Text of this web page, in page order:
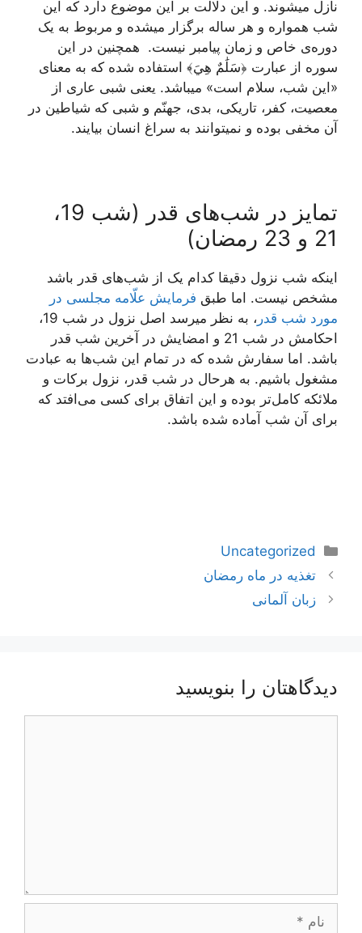
نازل میشوند. و این دلالت بر این موضوع دارد که این
شب همواره و هر ساله برگزار میشده و مربوط به یک
دوره‌ی خاص و زمان پیامبر نیست. همچنین در این
سوره از عبارت ﴿سَلَٰمٌ هِيَ﴾ استفاده شده که به معنای
«این شب، سلام است» میباشد. یعنی شبی عاری از
معصیت، کفر، تاریکی، بدی، جهنّم و شبی که شیاطین در
آن مخفی بوده و نمیتوانند به سراغ انسان بیایند.
تمایز در شب‌های قدر (شب 19،
21 و 23 رمضان)
اینکه شب نزول دقیقا کدام یک از شب‌های قدر باشد
مشخص نیست. اما طبق فرمایش علّامه مجلسی در
مورد شب قدر
، به نظر میرسد اصل نزول در شب 19،
احکامش در شب 21 و امضایش در آخرین شب قدر
باشد. اما سفارش شده که در تمام این شب‌ها به عبادت
مشغول باشیم. به هرحال در شب قدر، نزول برکات و
ملائکه کامل‌تر بوده و این اتفاق برای کسی می‌افتد که
برای آن شب آماده شده باشد.
دسته‌ها
Uncategorized
ناوبری
نوشته‌ها
تغذیه در ماه رمضان
زبان آلمانی
دیدگاهتان را بنویسید